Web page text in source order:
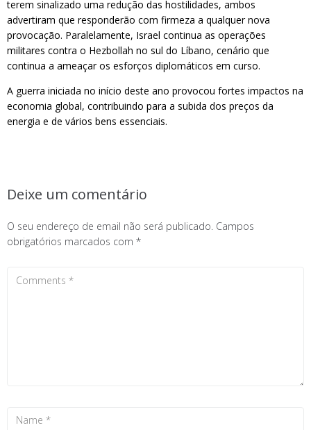
terem sinalizado uma redução das hostilidades, ambos
advertiram que responderão com firmeza a qualquer nova
provocação. Paralelamente, Israel continua as operações
militares contra o Hezbollah no sul do Líbano, cenário que
continua a ameaçar os esforços diplomáticos em curso.
A guerra iniciada no início deste ano provocou fortes impactos na
economia global, contribuindo para a subida dos preços da
energia e de vários bens essenciais.
Deixe um comentário
O seu endereço de email não será publicado. Campos
obrigatórios marcados com *